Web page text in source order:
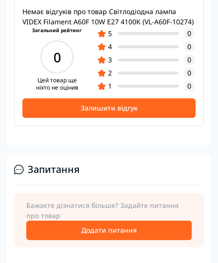
Немає відгуків про товар Світлодіодна лампа
VIDEX Filament A60F 10W E27 4100K (VL-A60F-10274)
Загальний рейтинг
0
Цей товар ще
ніхто не оцінив
5
0
4
0
3
0
2
0
1
0
Залишити відгук
Запитання
Бажаєте дізнатися більше? Задайте питання
про товар
Додати питання